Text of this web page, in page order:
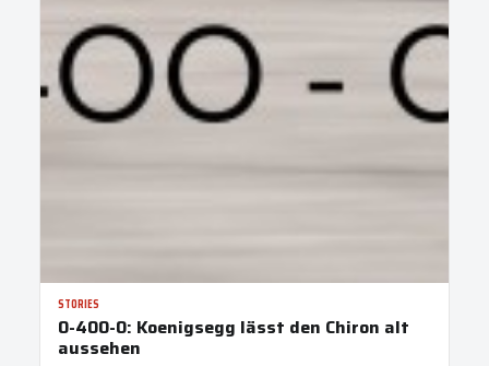
STORIES
0-400-0: Koenigsegg lässt den Chiron alt
aussehen